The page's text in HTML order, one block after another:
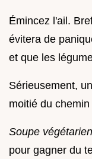
Émincez l'ail.
évitera de
et que les
Sérieusement,
moitié du chemin
Soupe
pour gagner du